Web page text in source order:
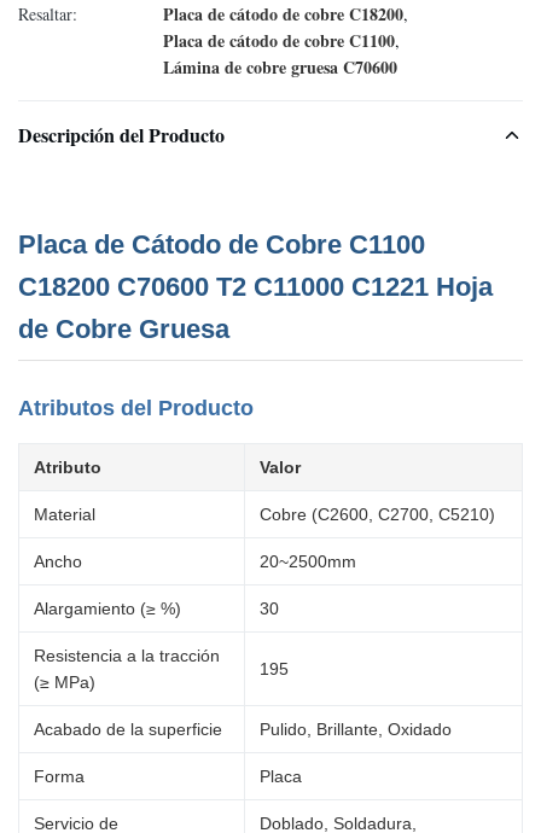
Resaltar:
Placa de cátodo de cobre C18200,
Placa de cátodo de cobre C1100,
Lámina de cobre gruesa C70600
Descripción del Producto
Placa de Cátodo de Cobre C1100
C18200 C70600 T2 C11000 C1221 Hoja
de Cobre Gruesa
Atributos del Producto
Atributo Valor
Material Cobre (C2600, C2700, C5210)
Ancho 20~2500mm
Alargamiento (≥ %) 30
Resistencia a la tracción
(≥ MPa)
195
Acabado de la superficie Pulido, Brillante, Oxidado
Forma Placa
Servicio de
Doblado, Soldadura,